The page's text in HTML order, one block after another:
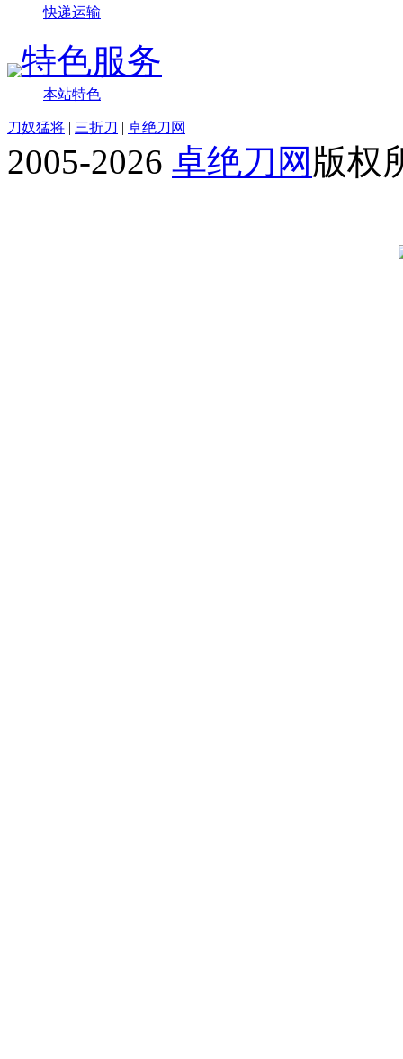
快递运输
特色服务
本站特色
刀奴猛将 | 三折刀 | 卓绝刀网
2005-2026 卓绝刀网 版权